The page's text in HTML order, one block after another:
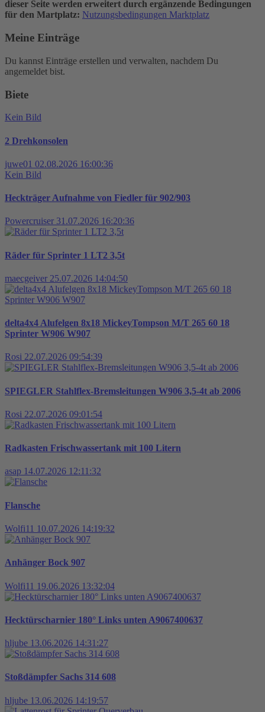
dieser Seite werden erweitert durch ergänzende Bedingungen
für den Martplatz: Nutzungsbedingungen Marktplatz
Meine Einträge
Du kannst Einträge erstellen und verwalten, nachdem Du
angemeldet bist.
Biete
Kein Bild
2 Drehkonsolen
juwe01 02.08.2026 16:00:36
Kein Bild
Heckträger Aufnahme von Fiedler für 902/903
Powercruiser 31.07.2026 16:20:36
Räder für Sprinter 1 LT2 3,5t
maecgeiver 25.07.2026 14:04:50
delta4x4 Alufelgen 8x18 MickeyTompson M/T 265 60 18
Sprinter W906 W907
Rosi 22.07.2026 09:54:39
SPIEGLER Stahlflex-Bremsleitungen W906 3,5-4t ab 2006
Rosi 22.07.2026 09:01:54
Radkasten Frischwassertank mit 100 Litern
asap 14.07.2026 12:11:32
Flansche
Wolfi11 10.07.2026 14:19:32
Anhänger Bock 907
Wolfi11 19.06.2026 13:32:04
Hecktürscharnier 180° Links unten A9067400637
hljube 13.06.2026 14:31:27
Stoßdämpfer Sachs 314 608
hljube 13.06.2026 14:19:57